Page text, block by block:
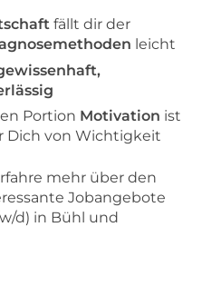
fällt dir der
leicht
Portion Motivation ist
Dich von Wichtigkeit
mehr über den
Jobangebote
d) in Bühl und